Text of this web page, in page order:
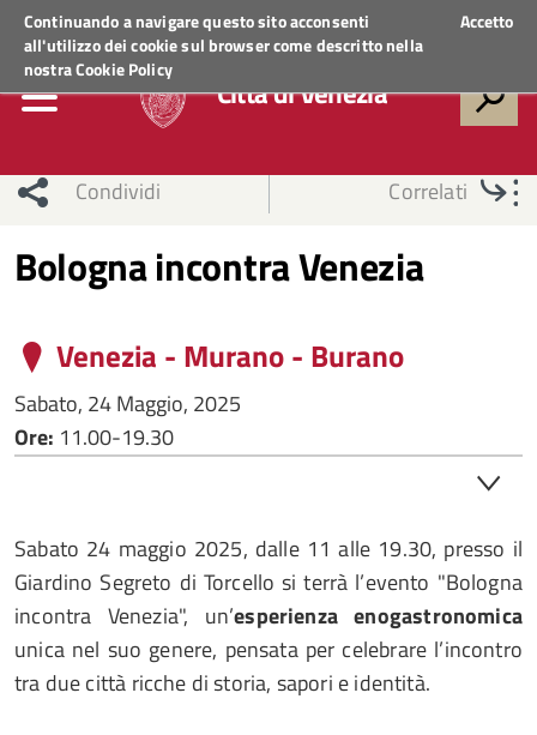
Continuando a navigare questo sito acconsenti
all'utilizzo dei cookie sul browser come descritto nella
nostraCookie Policy
Accetto
Regione VenetoACCEDI AI SERVIZI
Città di Venezia
Condividi Correlati
Bologna incontra Venezia
Venezia - Murano - Burano
Sabato, 24 Maggio, 2025
Ore: 11.00-19.30
Sabato 24 maggio 2025, dalle 11 alle 19.30, presso il
Giardino Segreto di Torcello si terrà l’evento "Bologna
incontra Venezia", un’esperienza enogastronomica
unica nel suo genere, pensata per celebrare l’incontro
tra due città ricche di storia, sapori e identità.